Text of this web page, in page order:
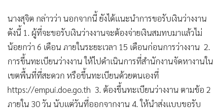
นางสุจิต กล่าวว่า นอกจากนี้ ยังได้แนะนำการขอรับเงินว่างงาน
ดังนี้ 1. ผู้ที่จะขอรับเงินว่างงานจะต้องจ่ายเงินสมทบมาแล้วไม่
น้อยกว่า 6 เดือน ภายในระยะเวลา 15 เดือนก่อนการว่างงาน 2.
การขึ้นทะเบียนว่างงาน ให้ไปดำเนินการที่สำนักงานจัดหางานใน
เขตพื้นที่ที่สะดวก หรือขึ้นทะเบียนด้วยตนเองที่
https://empui.doe.go.th 3. ต้องขึ้นทะเบียนว่างงาน ตามข้อ 2
ภายใน 30 วัน นับแต่วันที่ออกจากงาน 4. ให้นำส่งแบบขอรับ